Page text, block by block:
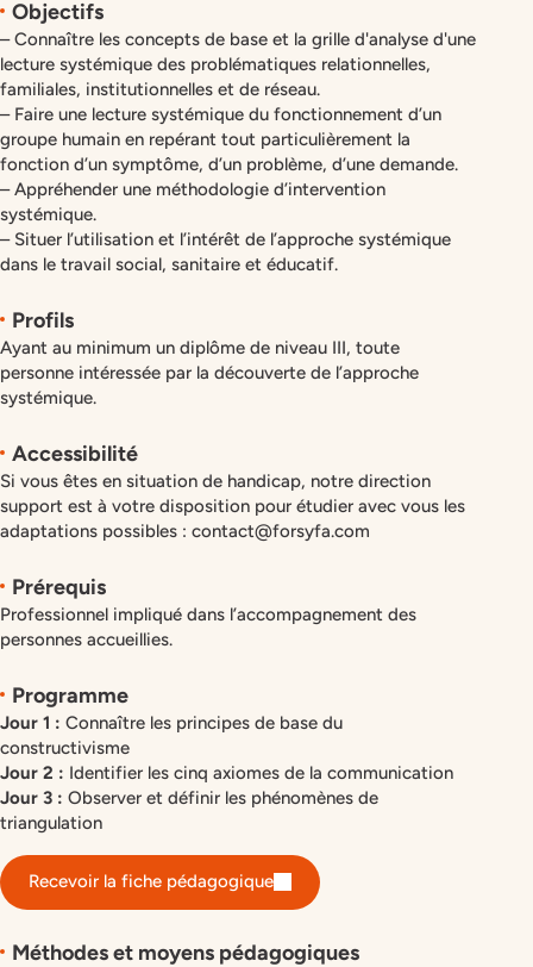
Objectifs
– Connaître les concepts de base et la grille d'analyse d'une
lecture systémique des problématiques relationnelles,
familiales, institutionnelles et de réseau.
– Faire une lecture systémique du fonctionnement d’un
groupe humain en repérant tout particulièrement la
fonction d’un symptôme, d’un problème, d’une demande.
– Appréhender une méthodologie d’intervention
systémique.
– Situer l’utilisation et l’intérêt de l’approche systémique
dans le travail social, sanitaire et éducatif.
Profils
Ayant au minimum un diplôme de niveau III, toute
personne intéressée par la découverte de l’approche
systémique.
Accessibilité
Si vous êtes en situation de handicap, notre direction
support est à votre disposition pour étudier avec vous les
adaptations possibles : contact@forsyfa.com
Prérequis
Professionnel impliqué dans l’accompagnement des
personnes accueillies.
Programme
Jour 1 : Connaître les principes de base du
constructivisme
Jour 2 : Identifier les cinq axiomes de la communication
Jour 3 : Observer et définir les phénomènes de
triangulation
Recevoir la fiche pédagogique
Méthodes et moyens pédagogiques